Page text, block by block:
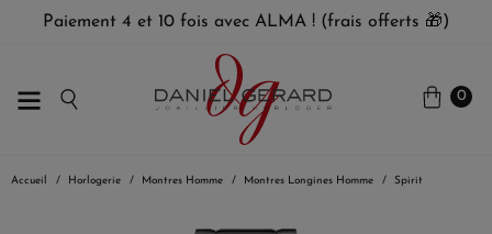
Paiement 4 et 10 fois avec ALMA ! (frais offerts 🎁)
0
Accueil Horlogerie Montres Homme Montres Longines Homme Spirit